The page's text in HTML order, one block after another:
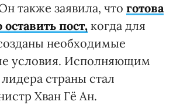
также заявила, что готова
пост, когда для
необходимые
условия. Исполняющим
страны стал
Хван Гё Ан.